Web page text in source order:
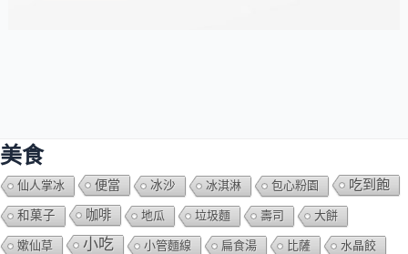
美食
仙人掌冰 便當 冰沙 冰淇淋 包心粉園 吃到飽
和菓子 咖啡 地瓜 垃圾麵 壽司 大餅
嫰仙草 小吃 小管麵線 扁食湯 比薩 水晶餃